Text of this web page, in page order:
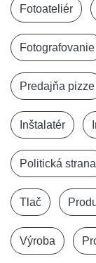
Fotoateliér
Fotografovanie
Predajňa pizze
Inštalatér
Politická strana
Tlač
Výroba